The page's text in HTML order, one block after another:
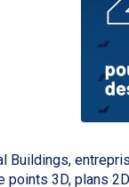
Buildings,
points 3D, plans